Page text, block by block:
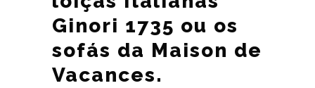
Ginori 1735 ou os
sofás da Maison de
Vacances.